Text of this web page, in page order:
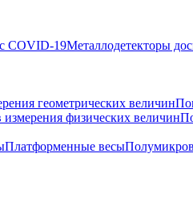
COVID-19Металлодетекторы
геометрических величин
измерения физических величин
Платформенные весы